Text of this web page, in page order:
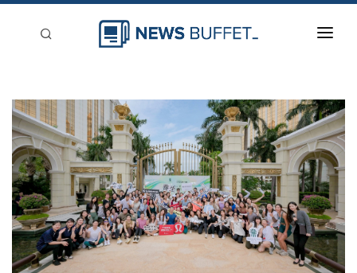
新聞稿分類
登入
刊登